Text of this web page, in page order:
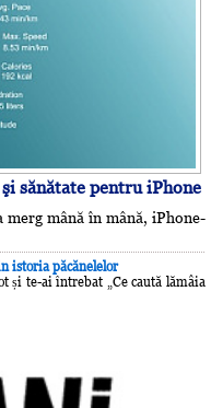
sănătate pentru iPhone
mână în mână, iPhone-
istoria păcănelelor
și te-ai întrebat „Ce caută lămâia